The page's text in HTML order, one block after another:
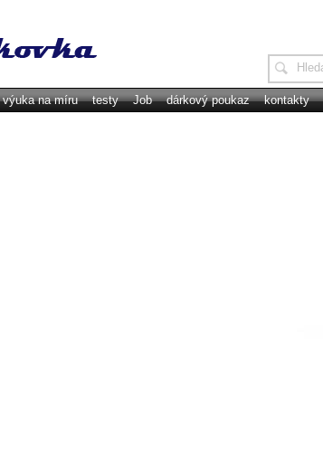
výuka na míru testy Job dárkový poukaz kontakty